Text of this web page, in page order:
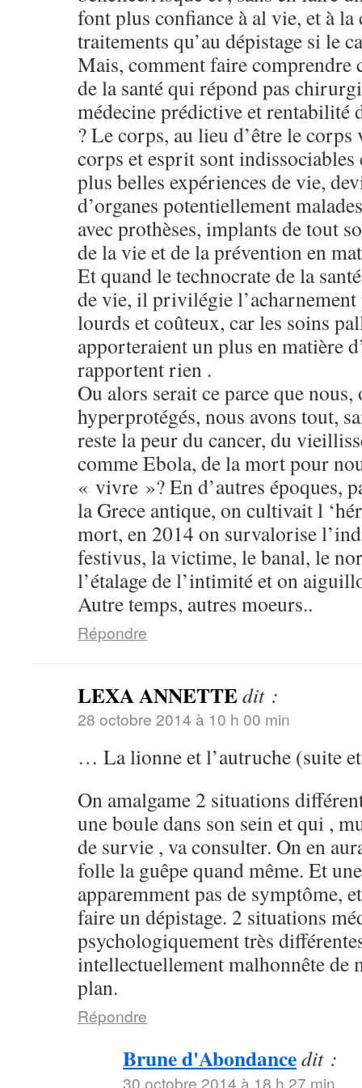
font plus confiance à al vie, et à
traitements qu’au dépistage si le
Mais, comment faire comprendre
de la santé qui répond pas
médecine prédictive et rentabilité
? Le corps, au lieu d’être le
corps et esprit sont indissociables
plus belles expériences de vie,
d’organes potentiellement
avec prothèses, implants de tout
de la vie et de la prévention en
Et quand le technocrate de la
de vie, il privilégie l’acharnement
lourds et coûteux, car les soins
apporteraient un plus en matière
rapportent rien .
Ou alors serait ce parce que nous,
hyperprotégés, nous avons tout,
reste la peur du cancer, du
comme Ebola, de la mort pour
« vivre »? En d’autres époques,
la Grece antique, on cultivait l
mort, en 2014 on survalorise
festivus, la victime, le banal, le
l’étalage de l’intimité et on
Autre temps, autres moeurs..
Répondre
LEXA ANNETTEdit :
28 octobre 2014 à 10 h 00 min
… La lionne et l’autruche (suite
On amalgame 2 situations
une boule dans son sein et qui ,
de survie , va consulter. On en
folle la guêpe quand même. Et
apparemment pas de symptôme,
faire un dépistage. 2 situations
psychologiquement très
intellectuellement malhonnête de
plan.
Répondre
Brune d'Abondancedit :
30 octobre 2014 à 18 h 27 min